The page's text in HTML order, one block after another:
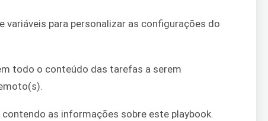
variáveis para personalizar as configurações do
todo o conteúdo das tarefas a serem
as informações sobre este playbook.